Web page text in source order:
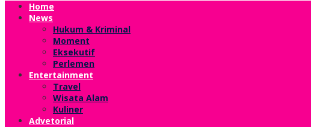
Home
News
Hukum & Kriminal
Moment
Eksekutif
Perlemen
Entertainment
Travel
Wisata Alam
Kuliner
Advetorial